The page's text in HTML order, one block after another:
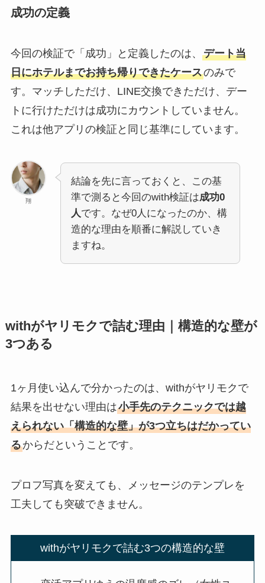
成功の定義
今回の検証で「成功」と定義したのは、 デート当
日にホテルまでお持ち帰りできたケースのみで
す。マッチしただけ、LINE交換できただけ、デー
トに行けただけは成功にカウントしていません。
これは他アプリの検証と同じ基準にしています。
翔
結論を先に言っておくと、この基
準で測ると今回のwith検証は成功0
人です。なぜ0人になったのか、構
造的な理由を順番に解説していき
ますね。
withがヤリモクで詰む理由｜構造的な壁が
3つある
1ヶ月使い込んで分かったのは、withがヤリモクで
結果を出せない理由は小手先のテクニックでは越
えられない「構造的な壁」が3つ立ちはだかってい
るからだということです。
プロフ写真を変えても、メッセージのテンプレを
工夫しても突破できません。
withがヤリモクで詰む3つの構造的な壁